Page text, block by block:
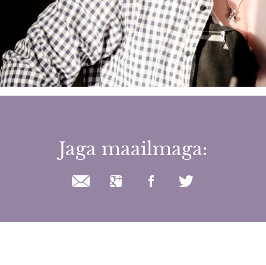
Jaga maailmaga: